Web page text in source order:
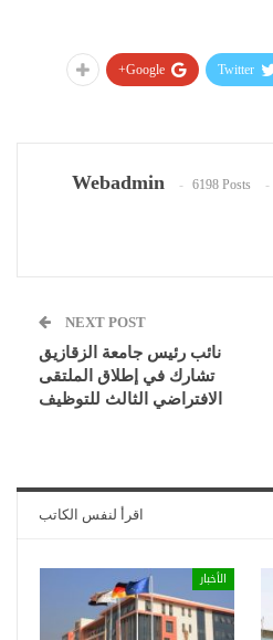
Twitter
Google+
Webadmin 6198 Posts
NEXT POST
نائب رئيس جامعة الزقازيق
تشارك في إطلاق الملتقى
الافتراضي الثالث للتوظيف
اقرأ لنفس الكاتب
الأخبار